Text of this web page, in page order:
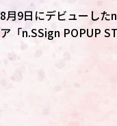
8月9日にデビューした
ア「n.SSign POPUP
番組「